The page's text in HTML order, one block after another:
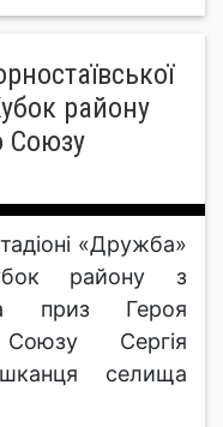
району
Союзу
«Дружба»
району з
приз Героя
Союзу Сергія
селища